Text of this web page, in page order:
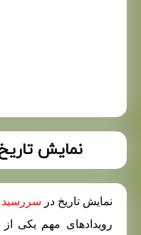
نمایش
نمایش تاریخ در
رویدادهای مهم یکی